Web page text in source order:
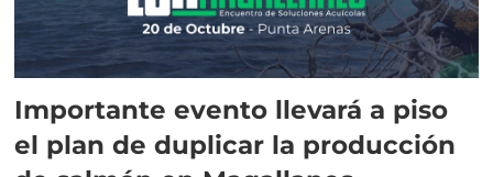
Importante evento llevará a piso
el plan de duplicar la producción